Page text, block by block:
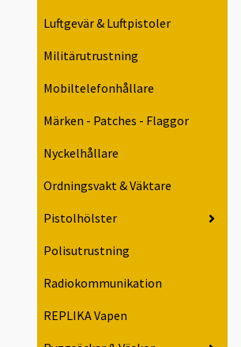
Luftgevär & Luftpistoler
Militärutrustning
Mobiltelefonhållare
Märken - Patches - Flaggor
Nyckelhållare
Ordningsvakt & Väktare
Pistolhölster
Polisutrustning
Radiokommunikation
REPLIKA Vapen